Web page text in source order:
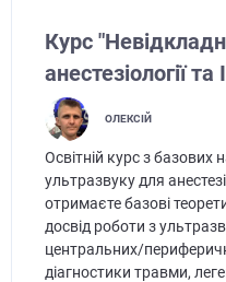
Курс
анестезіології та
ОЛЕКСІЙ
Освітній курс з
ультразвуку для
отримаєте базові
досвід роботи з
центральних/
діагностики травми,